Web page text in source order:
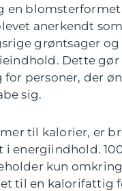
en
anerkendt
grøntsager og
Dette
personer, der
sig.
til kalorier, er
i energiindhold.
kun
til en kalorifattig